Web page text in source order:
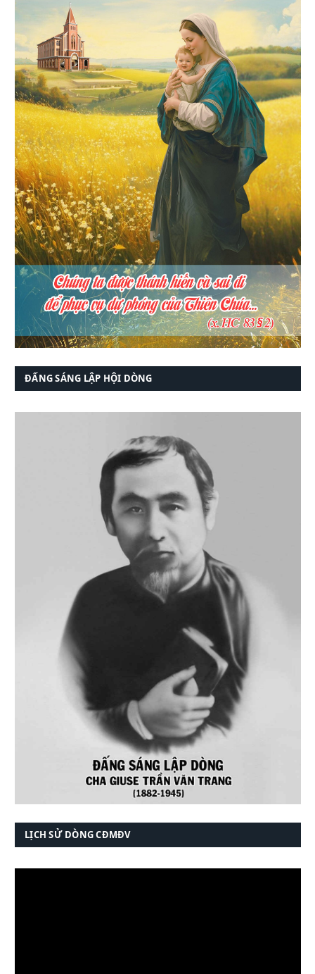
ĐẤNG SÁNG LẬP HỘI DÒNG
LỊCH SỬ DÒNG CĐMĐV